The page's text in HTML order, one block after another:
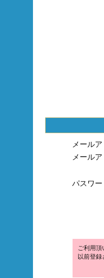
メール
メール
パスワー
ご利用頂
以前登録